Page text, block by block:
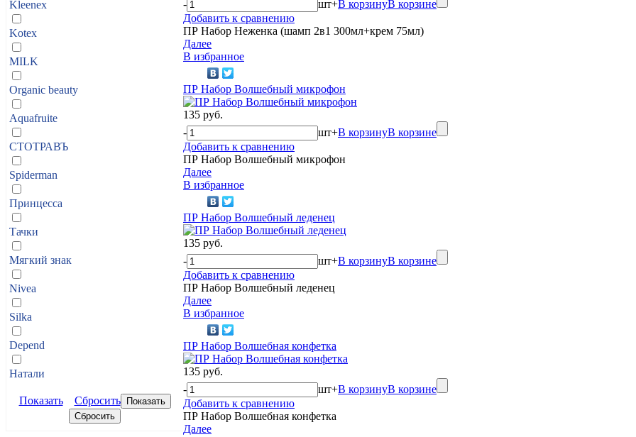
Kleenex
Kotex
MILK
Organic beauty
Aquafruite
СТОТРАВЪ
Spiderman
Принцесса
Тачки
Мягкий знак
Nivea
Silka
Depend
Натали
Показать Сбросить
-
шт+В корзинуВ корзине
Добавить к сравнению
ПР Набор Неженка (шамп 2в1 300мл+крем 75мл)
Далее
В избранное
ПР Набор Волшебный микрофон
135 руб.
-
шт+В корзинуВ корзине
Добавить к сравнению
ПР Набор Волшебный микрофон
Далее
В избранное
ПР Набор Волшебный леденец
135 руб.
-
шт+В корзинуВ корзине
Добавить к сравнению
ПР Набор Волшебный леденец
Далее
В избранное
ПР Набор Волшебная конфетка
135 руб.
-
шт+В корзинуВ корзине
Добавить к сравнению
ПР Набор Волшебная конфетка
Далее